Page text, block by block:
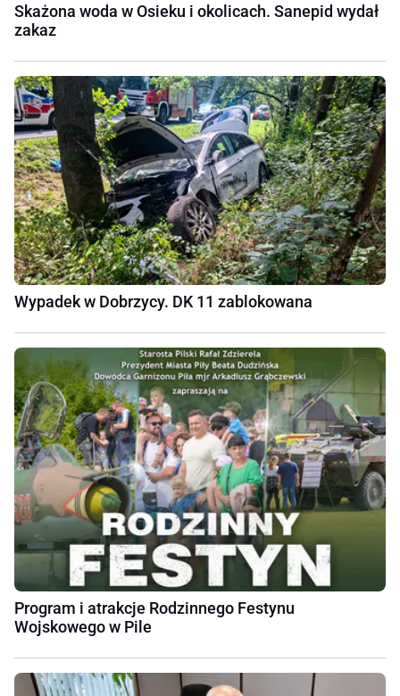
Skażona woda w Osieku i okolicach. Sanepid wydał
zakaz
Wypadek w Dobrzycy. DK 11 zablokowana
Program i atrakcje Rodzinnego Festynu
Wojskowego w Pile